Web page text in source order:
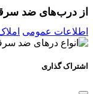
از درب‌های ضد
اطلاعات عمومی
اشتراک گذاری